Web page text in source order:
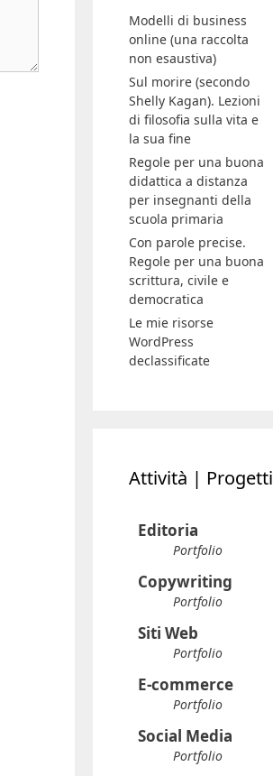
Modelli di business
online (una raccolta
non esaustiva)
Sul morire (secondo
Shelly Kagan). Lezioni
di filosofia sulla vita e
la sua fine
Regole per una buona
didattica a distanza
per insegnanti della
scuola primaria
Con parole precise.
Regole per una buona
scrittura, civile e
democratica
Le mie risorse
WordPress
declassificate
Attività | Progetti
Editoria
Portfolio
Copywriting
Portfolio
Siti Web
Portfolio
E-commerce
Portfolio
Social Media
Portfolio